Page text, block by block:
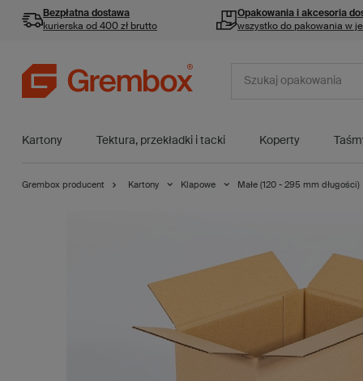
Bezpłatna dostawa
kurierska od 400 zł brutto
Opakowania i akcesoria
wszystko do pakowania w
Kartony Tektura, przekładki i tacki Koperty
Grembox producent Kartony Klapowe Małe (120 - 295 mm długości)